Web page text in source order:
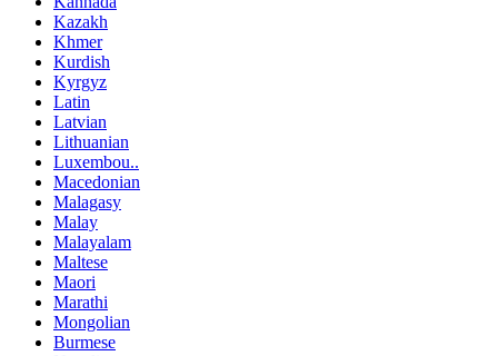
Kazakh
Khmer
Kurdish
Kyrgyz
Latin
Latvian
Lithuanian
Luxembou..
Macedonian
Malagasy
Malay
Malayalam
Maltese
Maori
Marathi
Mongolian
Burmese